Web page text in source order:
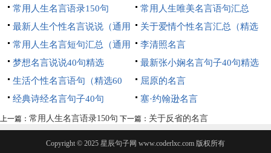
常用人生名言语录150句
常用人生唯美名言语句汇总
（通用140句）
最新人生个性名言说说（通用
120句）
关于爱情个性名言汇总（精选
60句）
常用人生名言短句汇总（通用
70句）
李清照名言
梦想名言说说40句精选
最新张小娴名言句子40句精选
生活个性名言语句（精选60
句）
屈原的名言
经典诗经名言句子40句
塞·约翰逊名言
上一篇： 常用人生名言语录150句 下一篇： 关于反省的名言
Copyright © 2025 星辰句子网 www.coderlxc.com 版权所有